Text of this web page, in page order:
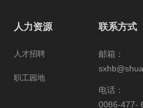
人才招聘
职工园地
人力资源 联系方式
邮箱：
电话：
0086-477-